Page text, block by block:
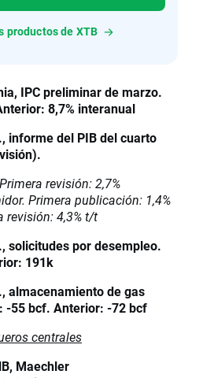
productos de XTB
IPC preliminar de marzo.
8,7% interanual
informe del PIB del cuarto
revisión: 2,7%
Primera publicación: 1,4%
revisión: 4,3% t/t
solicitudes por desempleo.
191k
almacenamiento de gas
-55 bcf. Anterior: -72 bcf
centrales
Maechler